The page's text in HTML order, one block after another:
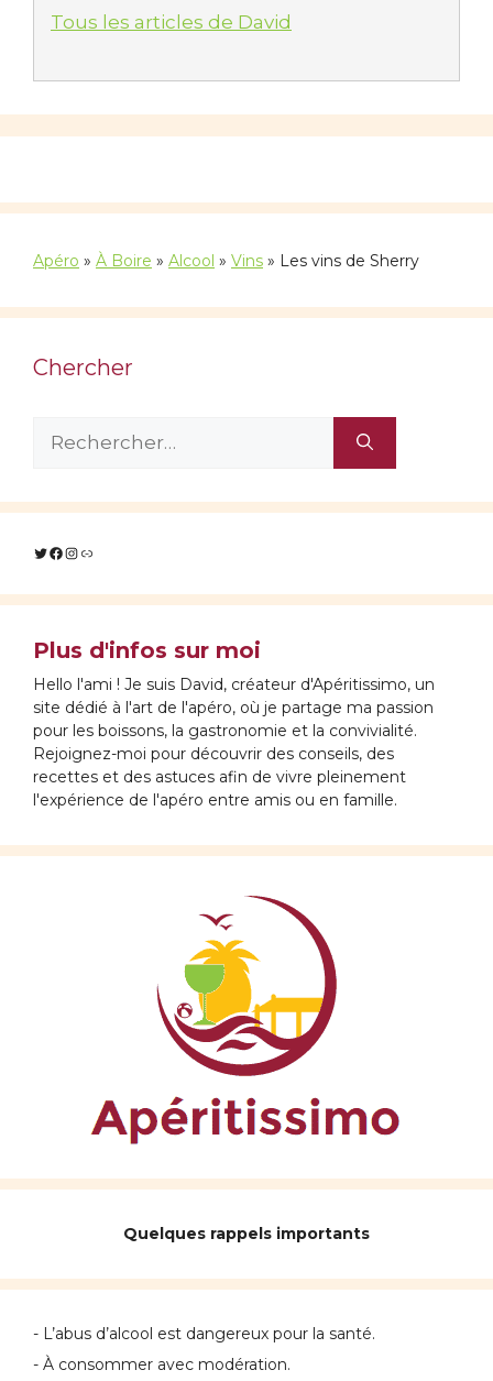
Tous les articles de David
Apéro » À Boire » Alcool » Vins » Les vins de Sherry
Chercher
Rechercher :
Twitter
Facebook
Instagram
Lien
Plus d'infos sur moi
Hello l'ami ! Je suis David, créateur d'Apéritissimo, un
site dédié à l'art de l'apéro, où je partage ma passion
pour les boissons, la gastronomie et la convivialité.
Rejoignez-moi pour découvrir des conseils, des
recettes et des astuces afin de vivre pleinement
l'expérience de l'apéro entre amis ou en famille.
Quelques rappels importants
- L’abus d’alcool est dangereux pour la santé.
- À consommer avec modération.